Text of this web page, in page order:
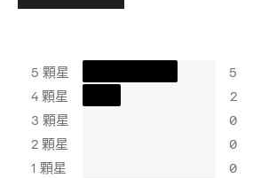
5 顆星
5
4 顆星
2
3 顆星
0
2 顆星
0
1 顆星
0